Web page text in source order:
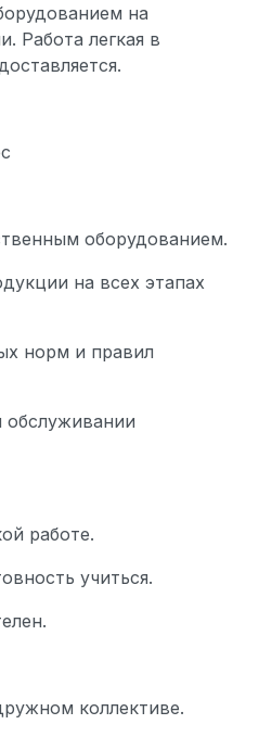
на
Работа легкая в
оборудованием.
на всех этапах
норм и правил
обслуживании
работе.
учиться.
коллективе.